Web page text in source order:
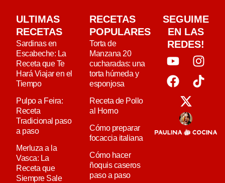
ULTIMAS
RECETAS
Sardinas en
Escabeche: La
Receta que Te
Hará Viajar en el
Tiempo
Pulpo a Feira:
Receta
Tradicional paso
a paso
Merluza a la
Vasca: La
Receta que
Siempre Sale
RECETAS
POPULARES
Torta de
Manzana 20
cucharadas: una
torta húmeda y
esponjosa
Receta de Pollo
al Horno
Cómo preparar
focaccia italiana
Cómo hacer
ñoquis caseros
paso a paso
SEGUIME
EN LAS
REDES!